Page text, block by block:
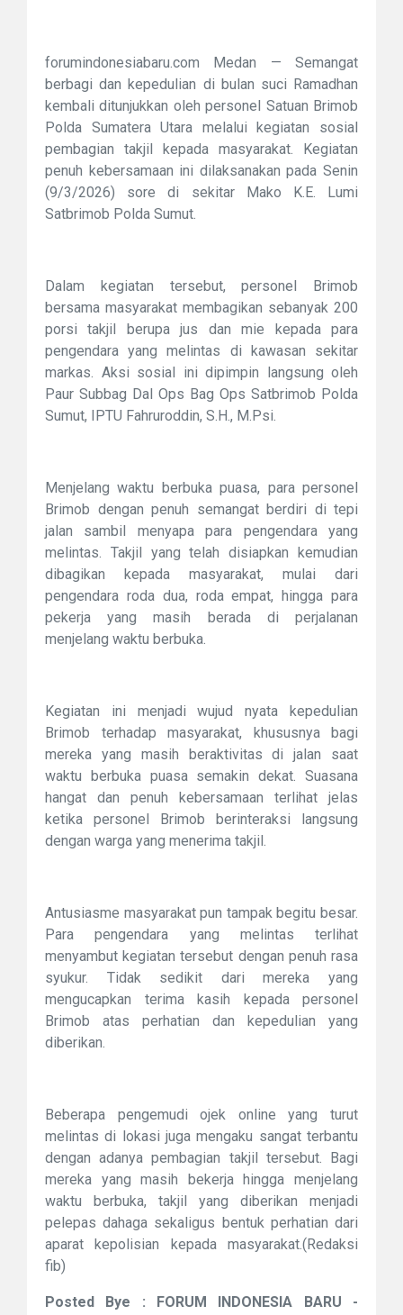
forumindonesiabaru.com Medan — Semangat
berbagi dan kepedulian di bulan suci Ramadhan
kembali ditunjukkan oleh personel Satuan Brimob
Polda Sumatera Utara melalui kegiatan sosial
pembagian takjil kepada masyarakat. Kegiatan
penuh kebersamaan ini dilaksanakan pada Senin
(9/3/2026) sore di sekitar Mako K.E. Lumi
Satbrimob Polda Sumut.
Dalam kegiatan tersebut, personel Brimob
bersama masyarakat membagikan sebanyak 200
porsi takjil berupa jus dan mie kepada para
pengendara yang melintas di kawasan sekitar
markas. Aksi sosial ini dipimpin langsung oleh
Paur Subbag Dal Ops Bag Ops Satbrimob Polda
Sumut, IPTU Fahruroddin, S.H., M.Psi.
Menjelang waktu berbuka puasa, para personel
Brimob dengan penuh semangat berdiri di tepi
jalan sambil menyapa para pengendara yang
melintas. Takjil yang telah disiapkan kemudian
dibagikan kepada masyarakat, mulai dari
pengendara roda dua, roda empat, hingga para
pekerja yang masih berada di perjalanan
menjelang waktu berbuka.
Kegiatan ini menjadi wujud nyata kepedulian
Brimob terhadap masyarakat, khususnya bagi
mereka yang masih beraktivitas di jalan saat
waktu berbuka puasa semakin dekat. Suasana
hangat dan penuh kebersamaan terlihat jelas
ketika personel Brimob berinteraksi langsung
dengan warga yang menerima takjil.
Antusiasme masyarakat pun tampak begitu besar.
Para pengendara yang melintas terlihat
menyambut kegiatan tersebut dengan penuh rasa
syukur. Tidak sedikit dari mereka yang
mengucapkan terima kasih kepada personel
Brimob atas perhatian dan kepedulian yang
diberikan.
Beberapa pengemudi ojek online yang turut
melintas di lokasi juga mengaku sangat terbantu
dengan adanya pembagian takjil tersebut. Bagi
mereka yang masih bekerja hingga menjelang
waktu berbuka, takjil yang diberikan menjadi
pelepas dahaga sekaligus bentuk perhatian dari
aparat kepolisian kepada masyarakat.(Redaksi
fib)
Posted Bye : FORUM INDONESIA BARU -